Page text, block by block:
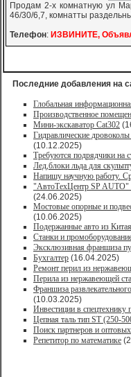
Продам 2-х комнатную ул
46/30/6,7, комнатты
Телефон: ИЗВИНИТЕ,
Последние добавления на
Глобальная
Производственное
Мини-экскаватор Cat302
Гидравлические
(10.12.2025)
Требуются подрядчики на
Лед,блоки льда для
Напишу научную работу.
"АвтоТехЦентр SP AUTO"
(24.06.2025)
Мостовые опорные и
(10.06.2025)
Подержанные авто из
Станки и
Эксклюзивная франшиза
Бухгалтер (16.04.2025)
Ремонт перил из
Перила из нержавеющей
Франшиза
(10.03.2025)
Инвестиции в спецтехнику
Цепная таль тип ST (250-
Поиск партнеров и
Репетитор по математике